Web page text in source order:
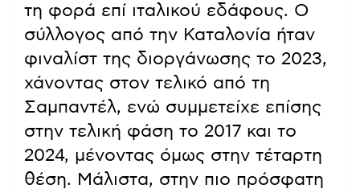
τη φορά επί ιταλικού εδάφους. Ο
σύλλογος από την Καταλονία ήταν
φιναλίστ της διοργάνωσης το 2023,
χάνοντας στον τελικό από τη
Σαμπαντέλ, ενώ συμμετείχε επίσης
στην τελική φάση το 2017 και το
2024, μένοντας όμως στην τέταρτη
θέση. Μάλιστα, στην πιο πρόσφατη